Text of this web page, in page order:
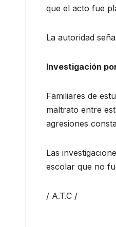
que el acto fue
La autoridad
Investigación
Familiares de
maltrato entre
agresiones
Las
escolar que no
/ A.T.C /